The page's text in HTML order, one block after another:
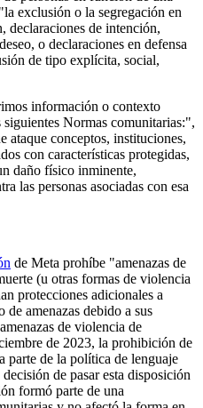
exclusión o la segregación en
declaraciones de intención,
o declaraciones en defensa
de tipo explícita, social,
información o contexto
Normas comunitarias:",
ataque conceptos, instituciones,
con características protegidas,
daño físico inminente,
las personas asociadas con esa
de Meta prohíbe "amenazas de
(u otras formas de violencia
protecciones adicionales a
de amenazas debido a sus
de violencia de
de 2023, la prohibición de
parte de la política de lenguaje
de pasar esta disposición
formó parte de una